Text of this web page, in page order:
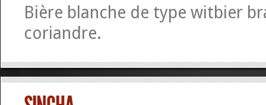
Bière blanche de type witbier
coriandre.